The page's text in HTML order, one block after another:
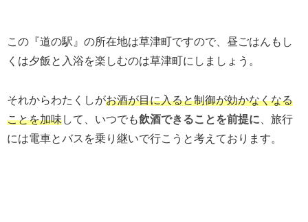
この『道の駅』の所在地は草津町ですので、昼ごはんもし
くは夕飯と入浴を楽しむのは草津町にしましょう。
それからわたくしがお酒が目に入ると制御が効かなくなる
ことを加味して、いつでも飲酒できることを前提に 、旅行
には電車とバスを乗り継いで行こうと考えております。